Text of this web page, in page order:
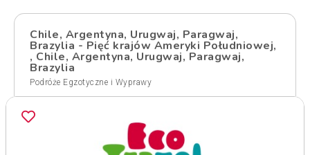
Chile, Argentyna, Urugwaj, Paragwaj,
Brazylia - Pięć krajów Ameryki Południowej,
, Chile, Argentyna, Urugwaj, Paragwaj,
Brazylia
Podróże Egzotyczne i Wyprawy